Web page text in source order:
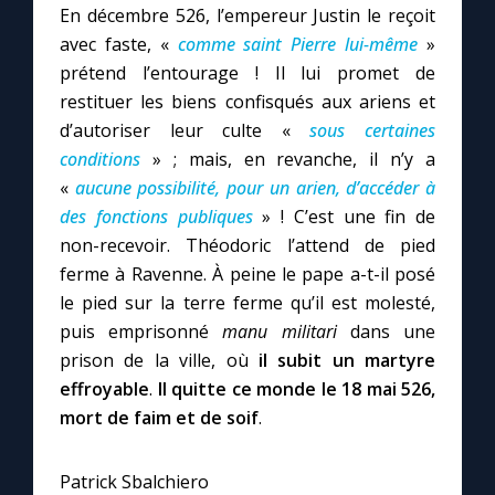
En décembre 526, l’empereur Justin le reçoit
avec faste, « comme saint Pierre lui-même»
prétend l’entourage ! Il lui promet de
restituer les biens confisqués aux ariens et
d’autoriser leur culte «
sous certaines
conditions » ; mais, en revanche, il n’y a
« aucune possibilité, pour un arien, d’accéder à
des fonctions publiques » ! C’est une fin de
non-recevoir. Théodoric l’attend de pied
ferme à Ravenne. À peine le pape a-t-il posé
le pied sur la terre ferme qu’il est molesté,
puis emprisonnémanu militaridans une
prison de la ville, où il subit un martyre
effroyable. Il quitte ce monde le 18 mai 526,
mort de faim et de soif.
Patrick Sbalchiero